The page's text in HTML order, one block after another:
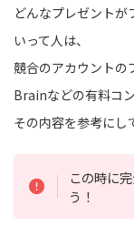
どんなプレゼント
いって人は、
競合のアカウント
Brainなどの有料コ
その内容を参考にし
この時に
う！